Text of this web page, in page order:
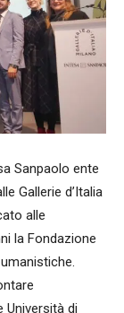
Sanpaolo ente
Gallerie d’Italia
alle
la Fondazione
Università di